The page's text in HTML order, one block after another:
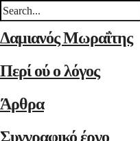
Δαμιανός Μωραΐτης
Περί ού ο λόγος
Άρθρα
Συγγραφικό έργο